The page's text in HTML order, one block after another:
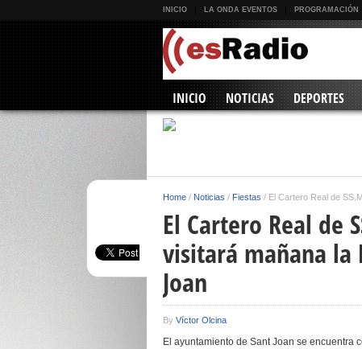
INICIO LA ONDA EVENTOS PROGRAMACIÓN
INICIO NOTICIAS DEPORTES
Home / Noticias / Fiestas / El Cartero Real de
El Cartero Real de
visitará mañana la
Joan
By Víctor Olcina
El ayuntamiento de Sant Joan se encuentra